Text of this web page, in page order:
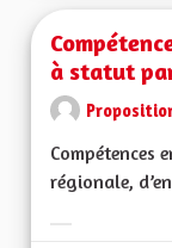
à statut
Compétences
régionale,